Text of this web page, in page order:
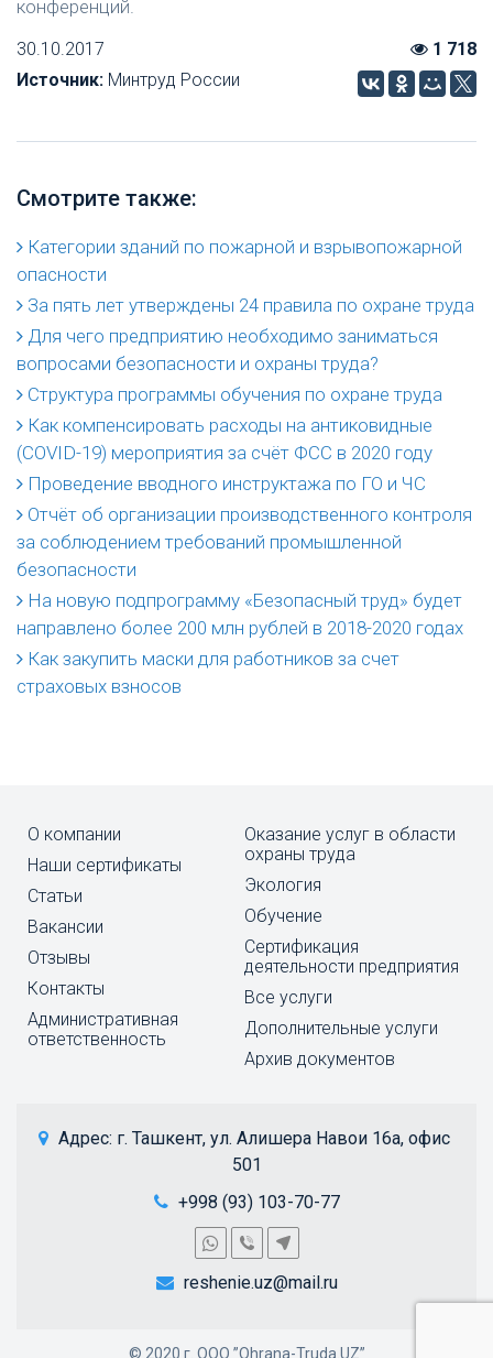
конференций.
30.10.2017
Источник: Минтруд России
1 718
Смотрите также:
Категории зданий по пожарной и взрывопожарной
опасности
За пять лет утверждены 24 правила по охране труда
Для чего предприятию необходимо заниматься
вопросами безопасности и охраны труда?
Структура программы обучения по охране труда
Как компенсировать расходы на антиковидные
(COVID-19) мероприятия за счёт ФСС в 2020 году
Проведение вводного инструктажа по ГО и ЧС
Отчёт об организации производственного контроля
за соблюдением требований промышленной
безопасности
На новую подпрограмму «Безопасный труд» будет
направлено более 200 млн рублей в 2018-2020 годах
Как закупить маски для работников за счет
страховых взносов
© 2020 г. ООО ”Ohrana-Truda.UZ”
О компании
Наши сертификаты
Статьи
Вакансии
Отзывы
Контакты
Административная
ответственность
Оказание услуг в области
охраны труда
Экология
Обучение
Cертификация
деятельности предприятия
Все услуги
Дополнительные услуги
Архив документов
Адрес: г. Ташкент, ул. Алишера Навои 16а, офис
501
+998 (93) 103-70-77
reshenie.uz@mail.ru